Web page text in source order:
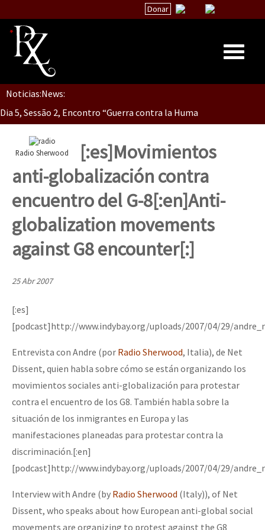
Donar
Inicio
Quiénes Somos
La palabra del EZLN
TEMAS
Chiapas
México
Latinoamérica
La Sexta
Megaproyectos
Migración
Presos
Mujeres
Niñxs
ETIQUETAS
MULTIMEDIA
Noticias:News:
Dia 5, Sessão 2, Encontro “Guerra contra la Humanidad”
Dia 5, sessão 1, do Encontro “Guerra contra a Humanidade”(As
Dia 4 – Encontro “Guerra contra a Humanidade” (As populações
Dia 3 do Encontro “Guerra contra a Humanidade”
Dia 2 do Encontro “Guerra contra a Humanidad”
Dia 1: Encontro “Guerra contra a Humanidade”
[CDMX – 20 julio] Jornadas globales por la libertad de Jesús
“Sonhando a Terra do Bem Virá” se publica no Estado Espanhol
Se o México sabe, que o mundo saiba! Nossas lutas pela
Radio Sherwood
[:es]Movimientos
anti-globalización contra
encuentro del G-8[:en]Anti-
globalization movements
against G8 encounter[:]
25 Abr 2007
[:es]
[podcast]http://www.indybay.org/uploads/2007/04/29/
Entrevista con Andre (por Radio Sherwood, Italia), de Net
Dissent, quien habla sobre cómo se están organizando los
movimientos sociales anti-globalización para protestar
contra el encuentro de los G8. También habla sobre la
situación de los inmigrantes en Europa y las
manifestaciones planeadas para protestar contra la
discriminación.[:en]
[podcast]http://www.indybay.org/uploads/2007/04/29/
Interview with Andre (by Radio Sherwood (Italy)), of Net
Dissent, who speaks about how European anti-global social
movements are organizing to protest against the G8